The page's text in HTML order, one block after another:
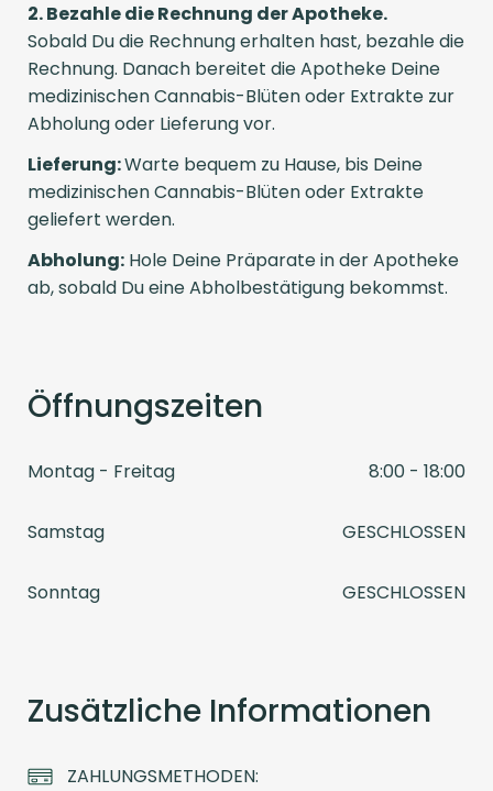
2. Bezahle die Rechnung der Apotheke.
Sobald Du die Rechnung erhalten hast, bezahle die
Rechnung. Danach bereitet die Apotheke Deine
medizinischen Cannabis-Blüten oder Extrakte zur
Abholung oder Lieferung vor.
Lieferung:Warte bequem zu Hause, bis Deine
medizinischen Cannabis-Blüten oder Extrakte
geliefert werden.
Abholung: Hole Deine Präparate in der Apotheke
ab, sobald Du eine Abholbestätigung bekommst.
Öffnungszeiten
Montag - Freitag 8:00 - 18:00
Samstag GESCHLOSSEN
Sonntag GESCHLOSSEN
Zusätzliche Informationen
ZAHLUNGSMETHODEN: